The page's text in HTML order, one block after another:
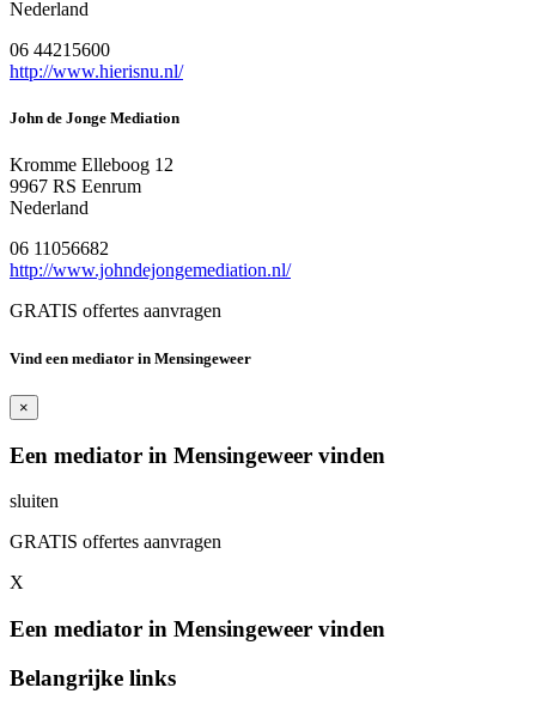
Nederland
06 44215600
http://www.hierisnu.nl/
John de Jonge Mediation
Kromme Elleboog 12
9967 RS Eenrum
Nederland
06 11056682
http://www.johndejongemediation.nl/
GRATIS offertes aanvragen
Vind een mediator in Mensingeweer
×
Een mediator in Mensingeweer vinden
sluiten
GRATIS offertes aanvragen
X
Een mediator in Mensingeweer vinden
Belangrijke links